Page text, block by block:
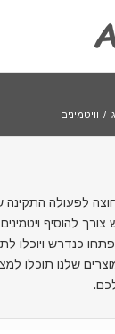
/ וויטמינים
לפעולה
להוסיף
כנדרש ויוכלו
שלנו תוכלו